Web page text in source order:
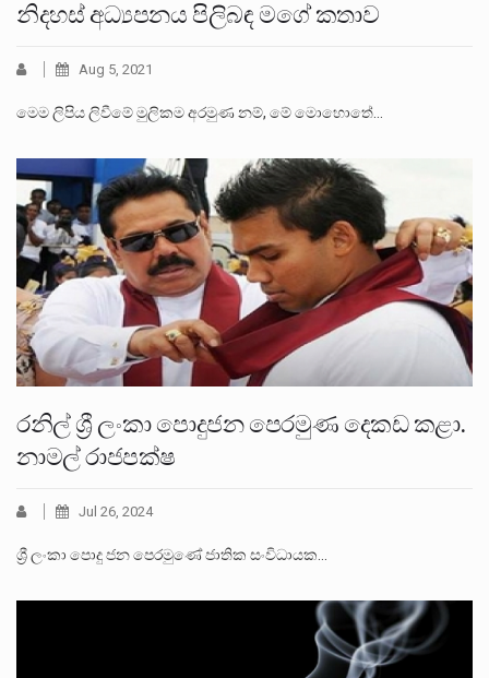
නිදහස් අධ්‍යපනය පිලිබඳ මගේ කතාව
Aug 5, 2021
මෙම ලිපිය ලිවීමේ මුලිකම අරමුණ නම්, මේ මොහොතේ…
රනිල් ශ්‍රී ලංකා පොදුජන පෙරමුණ දෙකඩ කළා.
නාමල් රාජපක්ෂ
Jul 26, 2024
ශ්‍රී ලංකා පොදු ජන පෙරමුණේ ජාතික සංවිධායක…